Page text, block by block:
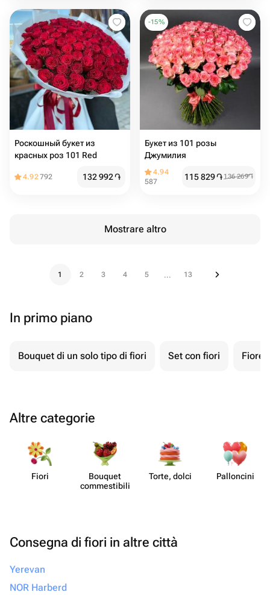
Роскошный букет из
красных роз 101 Red
4.92792 132 992֏
-15%
Букет из 101 розы
Джумилия
4.94
587
115 829֏ 136 269֏
Mostrare altro
1 2 3 4 5 ... 13
In primo piano
Bouquet di un solo tipo di fiori Set con fiori Fiore
Altre categorie
Fiori
Bouquet
commes​tibili
Torte, dolci Pall​oncini
Consegna di fiori in altre città
Yerevan
NOR Harberd